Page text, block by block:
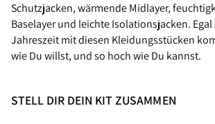
Schutzjacken, wärmende Midlayer,
Baselayer und leichte Isolationsjacken.
Jahreszeit mit diesen Kleidungsstücken
wie Du willst, und so hoch wie Du kannst.
STELL DIR DEIN KIT ZUSAMMEN